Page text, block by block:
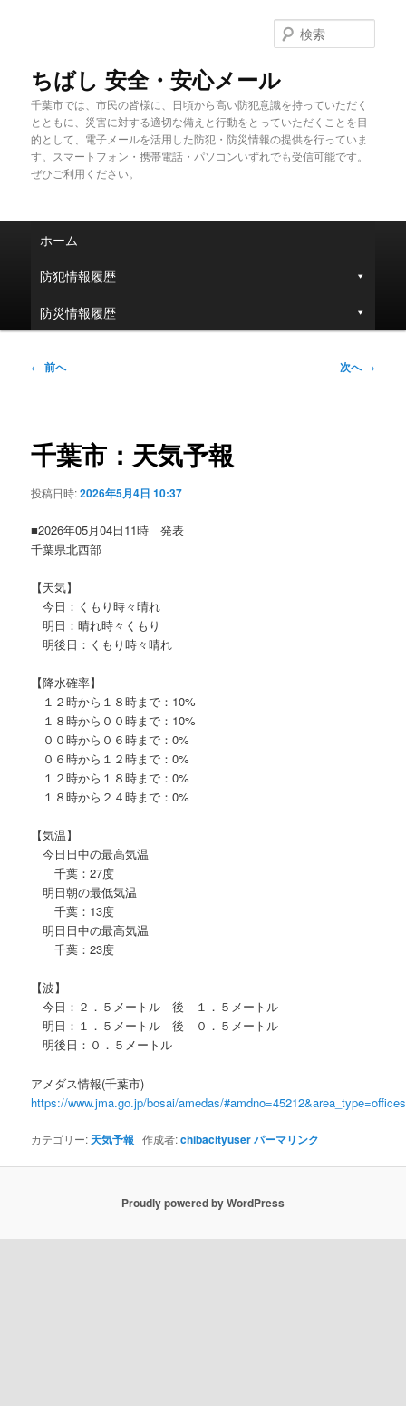
ちばし 安全・安心メール
千葉市では、市民の皆様に、日頃から高い防犯意識を持っていただく
とともに、災害に対する適切な備えと行動をとっていただくことを目
的として、電子メールを活用した防犯・防災情報の提供を行っていま
す。スマートフォン・携帯電話・パソコンいずれでも受信可能です。
ぜひご利用ください。
索
ュ
ホーム
防犯情報履歴
防災情報履歴
投
ゲ
ー
ョ
← 前へ 次へ→
千葉市：天気予報
投稿日時:2026年5月4日 10:37
■2026年05月04日11時 発表
千葉県北西部
【天気】
今日：くもり時々晴れ
明日：晴れ時々くもり
明後日：くもり時々晴れ
【降水確率】
１２時から１８時まで：10%
１８時から００時まで：10%
００時から０６時まで：0%
０６時から１２時まで：0%
１２時から１８時まで：0%
１８時から２４時まで：0%
【気温】
今日日中の最高気温
千葉：27度
明日朝の最低気温
千葉：13度
明日日中の最高気温
千葉：23度
【波】
今日：２．５メートル 後 １．５メートル
明日：１．５メートル 後 ０．５メートル
明後日：０．５メートル
アメダス情報(千葉市)
https://www.jma.go.jp/bosai/amedas/
カテゴリー: 天気予報 作成者:chibacityuserパーマリンク
Proudly powered by WordPress